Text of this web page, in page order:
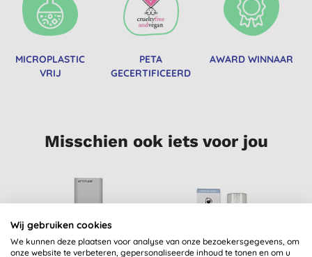
MICROPLASTIC
VRIJ
PETA
GECERTIFICEERD
AWARD WINNAAR
Misschien ook iets voor jou
Wij gebruiken cookies
We kunnen deze plaatsen voor analyse van onze bezoekersgegevens, om
onze website te verbeteren, gepersonaliseerde inhoud te tonen en om u